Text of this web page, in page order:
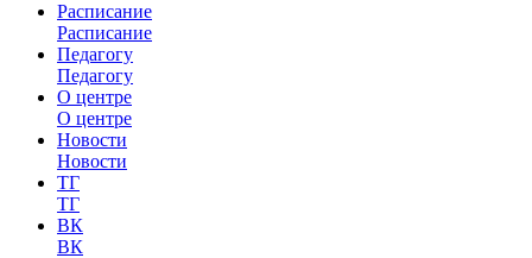
Расписание
Расписание
Педагогу
Педагогу
О центре
О центре
Новости
Новости
ТГ
ТГ
ВК
ВК